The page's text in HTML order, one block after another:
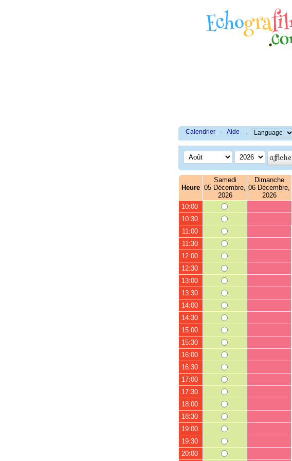
Calendrier · Aide ·
Heure
Samedi
05 Décembre,
2026
Dimanche
06 Décembre,
2026
10:00
10:30
11:00
11:30
12:00
12:30
13:00
13:30
14:00
14:30
15:00
15:30
16:00
16:30
17:00
17:30
18:00
18:30
19:00
19:30
20:00